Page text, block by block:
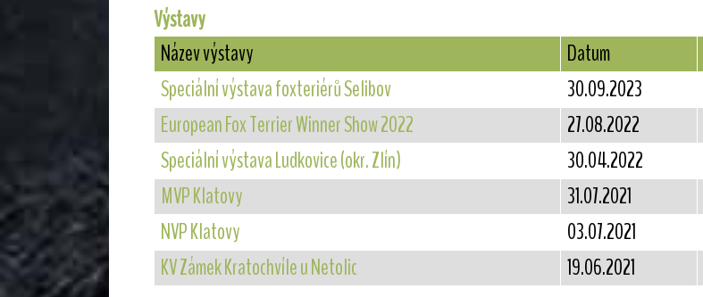
Výstavy
Název výstavy
Datum
Speciální výstava foxteriérů Selibov
30.09.2023
European Fox Terrier Winner Show 2022
27.08.2022
Speciální výstava Ludkovice (okr. Zlín)
30.04.2022
MVP Klatovy
31.07.2021
NVP Klatovy
03.07.2021
KV Zámek Kratochvíle u Netolic
19.06.2021